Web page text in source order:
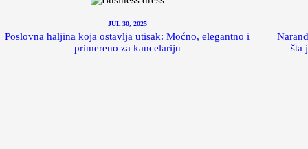
JUL 30, 2025
Poslovna haljina koja ostavlja utisak: Moćno, elegantno i
primereno za kancelariju
– šta